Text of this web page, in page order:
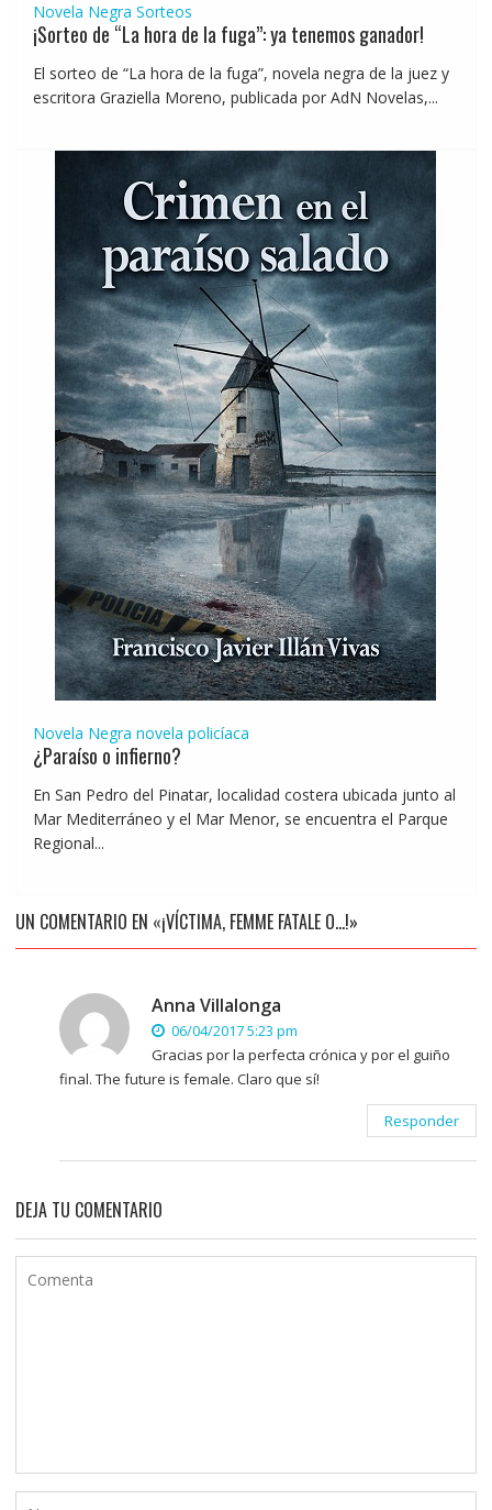
Novela Negra Sorteos
¡Sorteo de “La hora de la fuga”: ya tenemos ganador!
El sorteo de “La hora de la fuga”, novela negra de la juez y
escritora Graziella Moreno, publicada por AdN Novelas,...
Novela Negra novela policíaca
¿Paraíso o infierno?
En San Pedro del Pinatar, localidad costera ubicada junto al
Mar Mediterráneo y el Mar Menor, se encuentra el Parque
Regional...
UN COMENTARIO EN «¡VÍCTIMA, FEMME FATALE O…!»
Anna Villalonga
06/04/2017 5:23 pm
Gracias por la perfecta crónica y por el guiño
final. The future is female. Claro que sí!
Responder
DEJA TU COMENTARIO